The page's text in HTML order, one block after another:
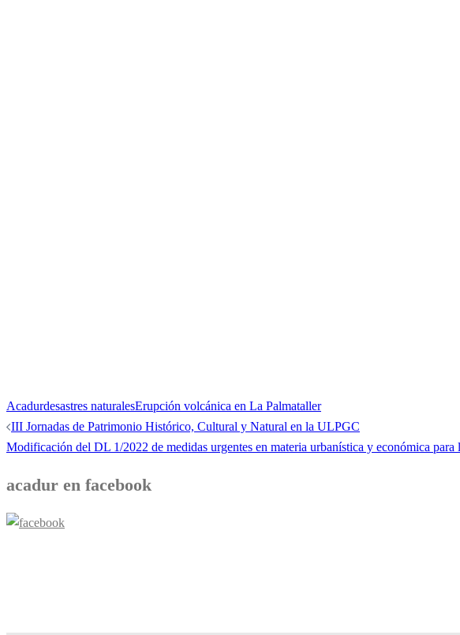
Acadurdesastres naturalesErupción volcánica en La Palmataller
Navegación
de
III Jornadas de Patrimonio Histórico, Cultural y Natural en la ULPGC
Modificación del DL 1/2022 de medidas urgentes en materia urbanística y económica
acadur en facebook